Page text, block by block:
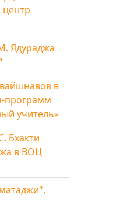
Ядураджа
вайшнавов в
программ
учитель»
Бхакти
в ВОЦ